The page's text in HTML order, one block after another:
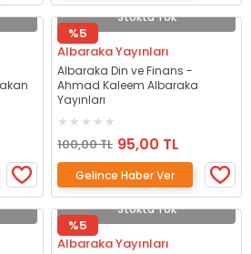
Stokta Yok
%5
Albaraka Yayınları
Albaraka Din ve Finans -
Ahmad Kaleem Albaraka
Yayınları
100,00 TL 95,00 TL
Gelince Haber Ver
Stokta Yok
%5
Albaraka Yayınları